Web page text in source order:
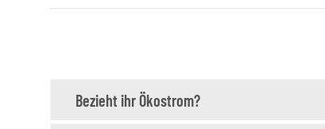
Bezieht ihr Ökostrom?